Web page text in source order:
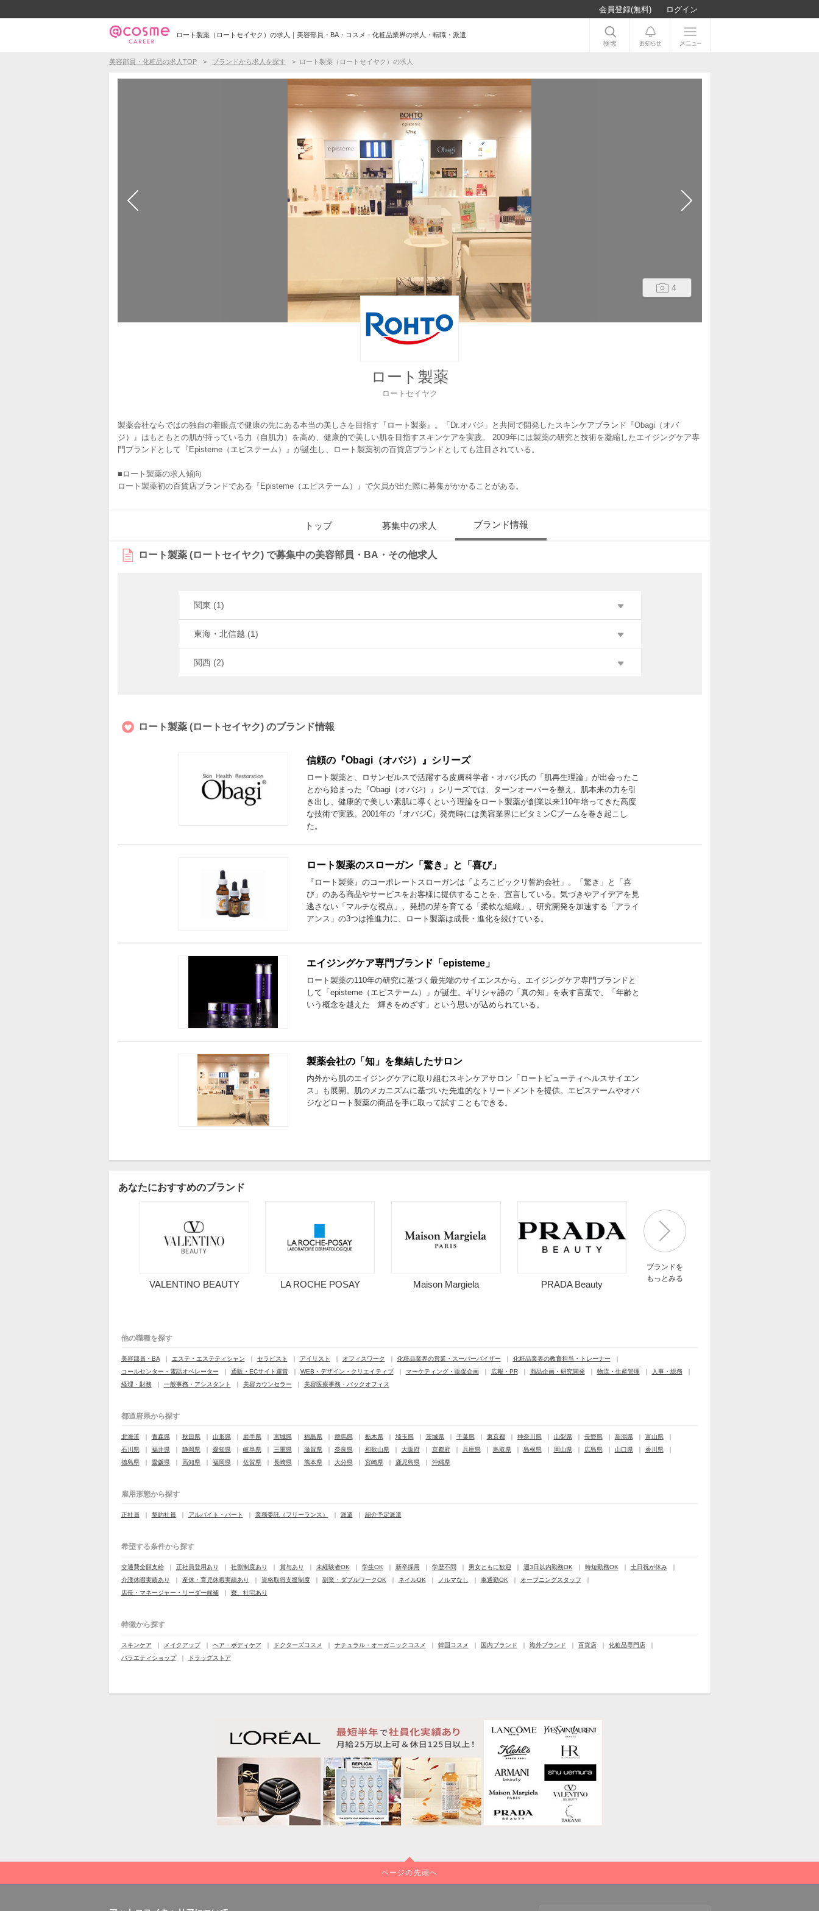
会員登録(無料) ログイン
ロート製薬（ロートセイヤク）の求人｜美容部員・BA・コスメ・化粧品業界の求人・転職・派遣
美容部員・化粧品の求人TOP ブランドから求人を探す ロート製薬（ロートセイヤク）の求人
4
ロート製薬
ロートセイヤク
製薬会社ならではの独自の着眼点で健康の先にある本当の美しさを目指す『ロート製薬』。「Dr.オバジ」と共同で開発したスキンケアブランド『Obagi（オバ
ジ）』はもともとの肌が持っている力（自肌力）を高め、健康的で美しい肌を目指すスキンケアを実践。 2009年には製薬の研究と技術を凝縮したエイジングケア専
門ブランドとして『Episteme（エピステーム）』が誕生し、ロート製薬初の百貨店ブランドとしても注目されている。
■ロート製薬の求人傾向
ロート製薬初の百貨店ブランドである『Episteme（エピステーム）』で欠員が出た際に募集がかかることがある。
トップ 募集中の求人 ブランド情報
ロート製薬 (ロートセイヤク) で募集中の美容部員・BA・その他求人
関東 (1)
東海・北信越 (1)
関西 (2)
ロート製薬 (ロートセイヤク) のブランド情報
信頼の『Obagi（オバジ）』シリーズ
ロート製薬と、ロサンゼルスで活躍する皮膚科学者・オバジ氏の「肌再生理論」が出会ったこ
とから始まった『Obagi（オバジ）』シリーズでは、ターンオーバーを整え、肌本来の力を引
き出し、健康的で美しい素肌に導くという理論をロート製薬が創業以来110年培ってきた高度
な技術で実践。2001年の『オバジC』発売時には美容業界にビタミンCブームを巻き起こし
た。
ロート製薬のスローガン「驚き」と「喜び」
『ロート製薬』のコーポレートスローガンは「よろこビックリ誓約会社」。「驚き」と「喜
び」のある商品やサービスをお客様に提供することを、宣言している。気づきやアイデアを見
逃さない「マルチな視点」、発想の芽を育てる「柔軟な組織」、研究開発を加速する「アライ
アンス」の3つは推進力に、ロート製薬は成長・進化を続けている。
エイジングケア専門ブランド「episteme」
ロート製薬の110年の研究に基づく最先端のサイエンスから、エイジングケア専門ブランドと
して「episteme（エピステーム）」が誕生。ギリシャ語の「真の知」を表す言葉で、「年齢と
いう概念を越えた 輝きをめざす」という思いが込められている。
製薬会社の「知」を集結したサロン
内外から肌のエイジングケアに取り組むスキンケアサロン「ロートビューティヘルスサイエン
ス」も展開。肌のメカニズムに基づいた先進的なトリートメントを提供。エピステームやオバ
ジなどロート製薬の商品を手に取って試すこともできる。
あなたにおすすめのブランド
VALENTINO BEAUTY LA ROCHE POSAY Maison Margiela PRADA Beauty
ブランドを
もっとみる
他の職種を探す
美容部員・BA エステ・エステティシャン セラピスト アイリスト オフィスワーク 化粧品業界の営業・スーパーバイザー
化粧品業界の教育担当・トレーナー
コールセンター・電話オペレーター
通販・ECサイト運営 WEB・デザイン・クリエイティブ マーケティング・販促企画 広報・PR 商品企画・研究開発 物流・生産管理
人事・総務
経理・財務
一般事務・アシスタント 美容カウンセラー 美容医療事務・バックオフィス
都道府県から探す
北海道 青森県 秋田県 山形県 岩手県 宮城県 福島県 群馬県 栃木県 埼玉県 茨城県 千葉県 東京都 神奈川県 山梨県 長野県 新潟県
富山県
石川県
福井県 静岡県 愛知県 岐阜県 三重県 滋賀県 奈良県 和歌山県 大阪府 京都府 兵庫県 鳥取県 島根県 岡山県 広島県 山口県
香川県
徳島県
愛媛県 高知県 福岡県 佐賀県 長崎県 熊本県 大分県 宮崎県 鹿児島県 沖縄県
雇用形態から探す
正社員 契約社員 アルバイト・パート 業務委託（フリーランス） 派遣 紹介予定派遣
希望する条件から探す
交通費全額支給 正社員登用あり 社割制度あり 賞与あり 未経験者OK 学生OK 新卒採用 学歴不問 男女ともに歓迎 週3日以内勤務OK 時短勤務OK
土日祝が休み
介護休暇実績あり
産休・育児休暇実績あり 資格取得支援制度 副業・ダブルワークOK ネイルOK ノルマなし 車通勤OK
オープニングスタッフ
店長・マネージャー・リーダー候補
寮、社宅あり
特徴から探す
スキンケア メイクアップ ヘア・ボディケア ドクターズコスメ ナチュラル・オーガニックコスメ 韓国コスメ 国内ブランド 海外ブランド 百貨店
化粧品専門店
バラエティショップ
ドラッグストア
ページの先頭へ